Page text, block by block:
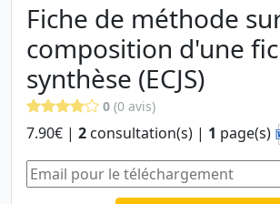
Fiche de méthode
composition d'une
synthèse (ECJS)
0 (0 avis)
7.90€ | 2 consultation(s) | 1 page(s)